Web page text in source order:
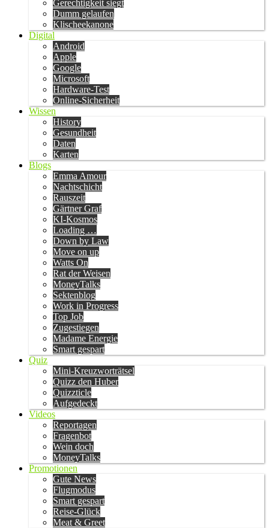
Gerechtigkeit siegt
Dumm gelaufen
Klischeekanone
Digital
Android
Apple
Google
Microsoft
Hardware-Test
Online-Sicherheit
Wissen
History
Gesundheit
Daten
Karten
Blogs
Emma Amour
Nachtschicht
Rauszeit
Gärtner Graf
KI-Kosmos
Loading …
Down by Law
Move on up
Watts On
Rat der Weisen
MoneyTalks
Sektenblog
Work in Progress
Top Job
Zugestiegen
Madame Energie
Smart gespart
Quiz
Mini-Kreuzworträtsel
Quizz den Huber
Quizzticle
Aufgedeckt
Videos
Reportagen
Fragenbot
Wein doch
MoneyTalks
Promotionen
Gute News
Flugmodus
Smart gespart
Reise-Glück
Meat & Greet